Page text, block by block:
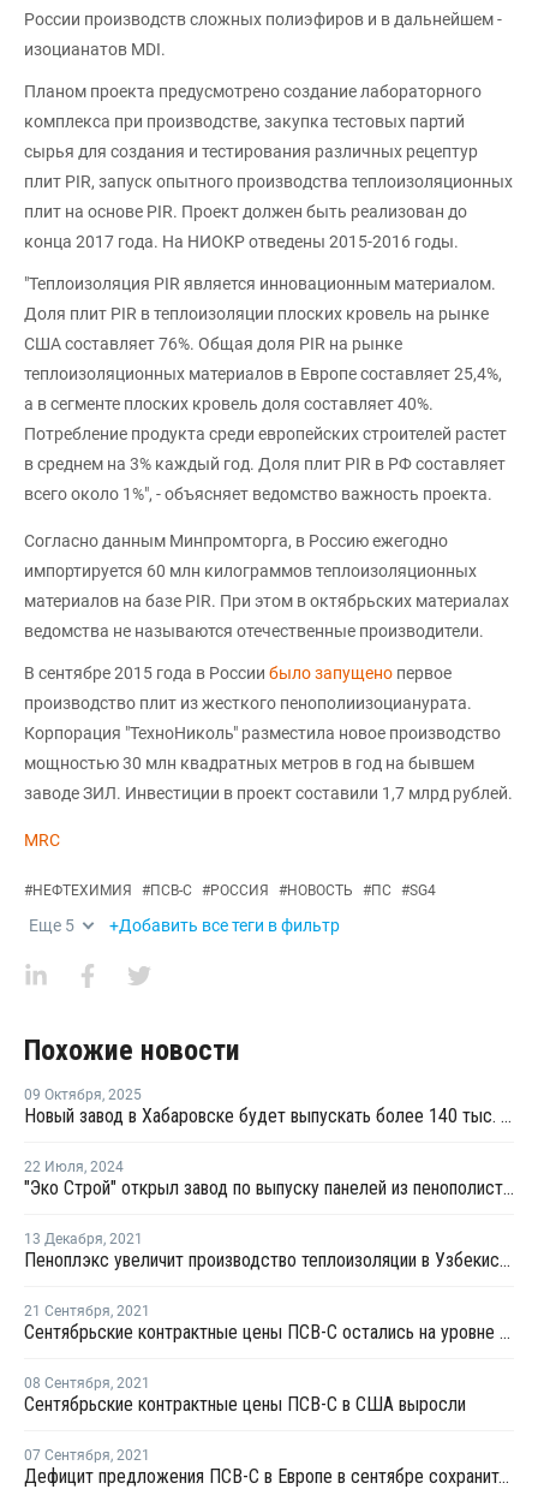
России производств сложных полиэфиров и в дальнейшем -
изоцианатов MDI.
Планом проекта предусмотрено создание лабораторного
комплекса при производстве, закупка тестовых партий
сырья для создания и тестирования различных рецептур
плит PIR, запуск опытного производства теплоизоляционных
плит на основе PIR. Проект должен быть реализован до
конца 2017 года. На НИОКР отведены 2015-2016 годы.
"Теплоизоляция PIR является инновационным материалом.
Доля плит PIR в теплоизоляции плоских кровель на рынке
США составляет 76%. Общая доля PIR на рынке
теплоизоляционных материалов в Европе составляет 25,4%,
а в сегменте плоских кровель доля составляет 40%.
Потребление продукта среди европейских строителей растет
в среднем на 3% каждый год. Доля плит PIR в РФ составляет
всего около 1%", - объясняет ведомство важность проекта.
Согласно данным Минпромторга, в Россию ежегодно
импортируется 60 млн килограммов теплоизоляционных
материалов на базе PIR. При этом в октябрьских материалах
ведомства не называются отечественные производители.
В сентябре 2015 года в России было запущено первое
производство плит из жесткого пенополиизоцианурата.
Корпорация "ТехноНиколь" разместила новое производство
мощностью 30 млн квадратных метров в год на бывшем
заводе ЗИЛ. Инвестиции в проект составили 1,7 млрд рублей.
MRC
#НЕФТЕХИМИЯ #ПСВ-С #РОССИЯ #НОВОСТЬ #ПС #SG4
Еще 5 +Добавить все теги в фильтр
Похожие новости
09 Октября, 2025
Новый завод в Хабаровске будет выпускать более 140 тыс. кв. м сэндвич-панелей в год
22 Июля, 2024
"Эко Строй" открыл завод по выпуску панелей из пенополистирола
13 Декабря, 2021
Пеноплэкс увеличит производство теплоизоляции в Узбекистане
21 Сентября, 2021
Сентябрьские контрактные цены ПСВ-С остались на уровне августа или снизились в зависимости от вида
08 Сентября, 2021
Сентябрьские контрактные цены ПСВ-С в США выросли
07 Сентября, 2021
Дефицит предложения ПСВ-С в Европе в сентябре сохранится